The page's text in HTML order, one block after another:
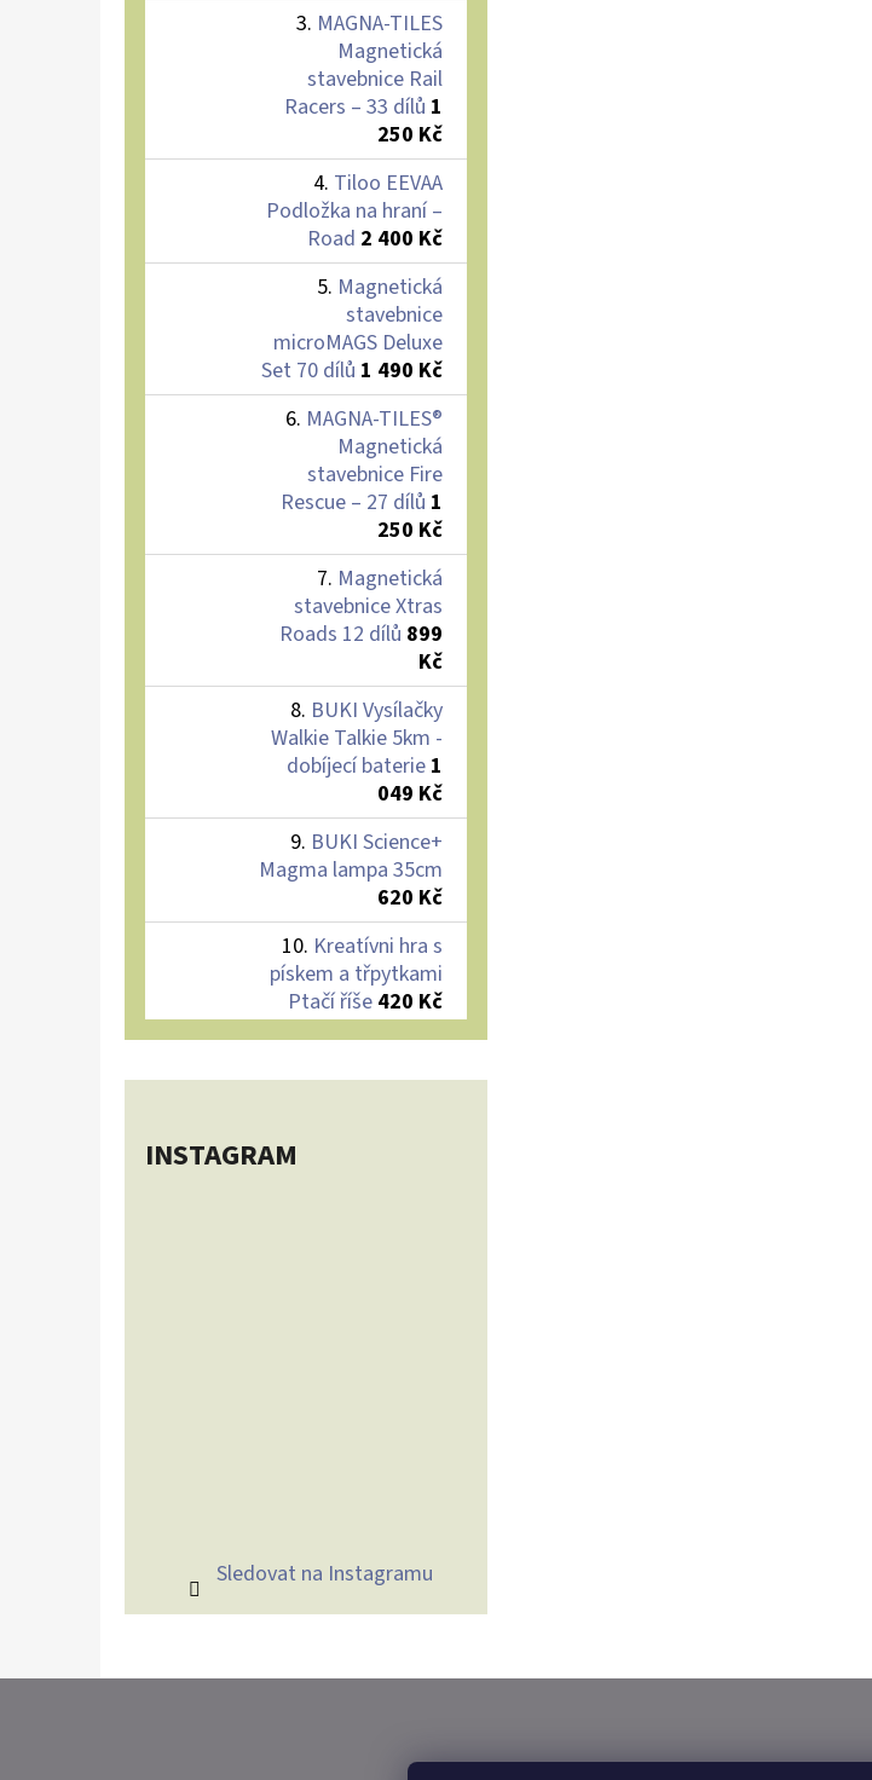
MAGNA-TILES
Magnetická
stavebnice Rail
Racers – 33 dílů 1
250 Kč
Tiloo EEVAA
Podložka na hraní –
Road 2 400 Kč
Magnetická
stavebnice
microMAGS Deluxe
Set 70 dílů 1 490 Kč
MAGNA-TILES®
Magnetická
stavebnice Fire
Rescue – 27 dílů 1
250 Kč
Magnetická
stavebnice Xtras
Roads 12 dílů 899
Kč
BUKI Vysílačky
Walkie Talkie 5km -
dobíjecí baterie 1
049 Kč
BUKI Science+
Magma lampa 35cm
620 Kč
Kreatívni hra s
pískem a třpytkami
Ptačí říše 420 Kč
INSTAGRAM
Sledovat na Instagramu